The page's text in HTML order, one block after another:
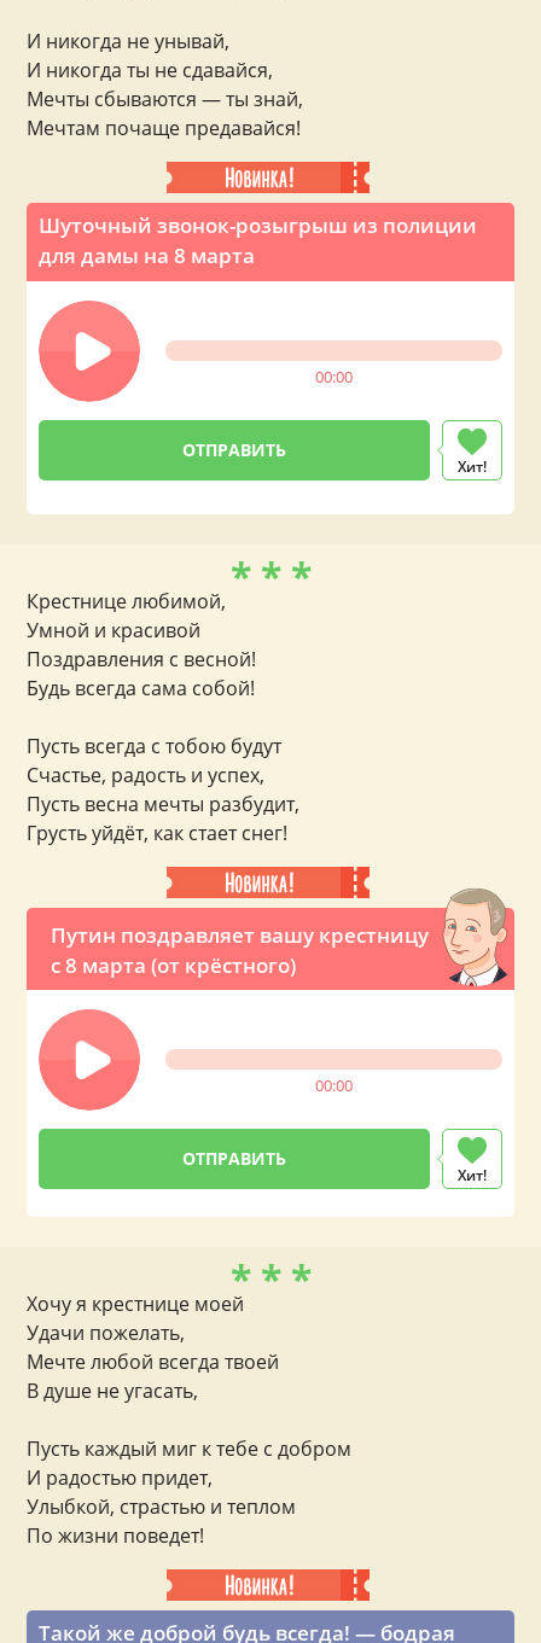
Шуточный звонок-розыгрыш из полиции
для дамы на 8 марта
00:00
Хит!
И никогда не унывай,
И никогда ты не сдавайся,
Мечты сбываются — ты знай,
Мечтам почаще предавайся!
Путин поздравляет вашу крестницу
с 8 марта (от крёстного)
00:00
Хит!
* * *
Крестнице любимой,
Умной и красивой
Поздравления с весной!
Будь всегда сама собой!
Пусть всегда с тобою будут
Счастье, радость и успех,
Пусть весна мечты разбудит,
Грусть уйдёт, как стает снег!
Такой же доброй будь всегда! — бодрая
* * *
Хочу я крестнице моей
Удачи пожелать,
Мечте любой всегда твоей
В душе не угасать,
Пусть каждый миг к тебе с добром
И радостью придет,
Улыбкой, страстью и теплом
По жизни поведет!